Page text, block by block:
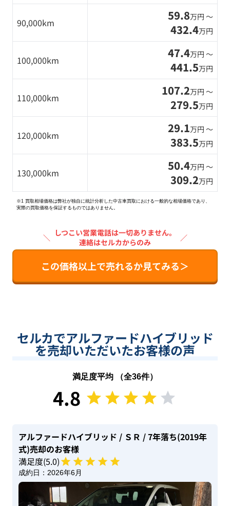
90,000km 59.8万円 〜
432.4万円
100,000km 47.4万円 〜
441.5万円
110,000km 107.2万円 〜
279.5万円
120,000km 29.1万円 〜
383.5万円
130,000km 50.4万円 〜
309.2万円
※1 買取相場価格は弊社が独自に統計分析した中古車買取における一般的な相場価格であり、
実際の買取価格を保証するものではありません。
＼ しつこい営業電話は一切ありません。
連絡はセルカからのみ
／
この価格以上で売れるか見てみる＞
セルカでアルファードハイブリッド
を売却いただいたお客様の声
満足度平均 （全36件）
4.8
アルファードハイブリッド / ＳＲ / 7年落ち(2019年
式)売却のお客様
満足度(5.0)
成約日： 2026年6月